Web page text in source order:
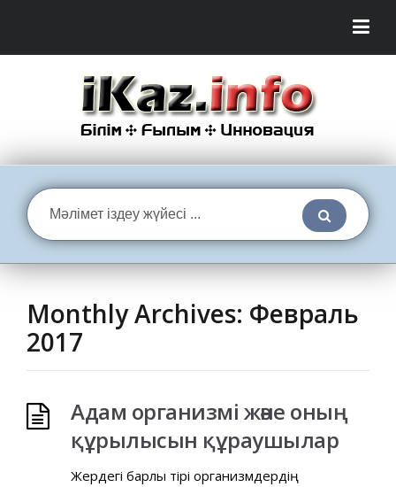
Monthly Archives: Февраль
2017
Адам организмі және оның
құрылысын құраушылар
Жердегі барлық тірі организмдердің